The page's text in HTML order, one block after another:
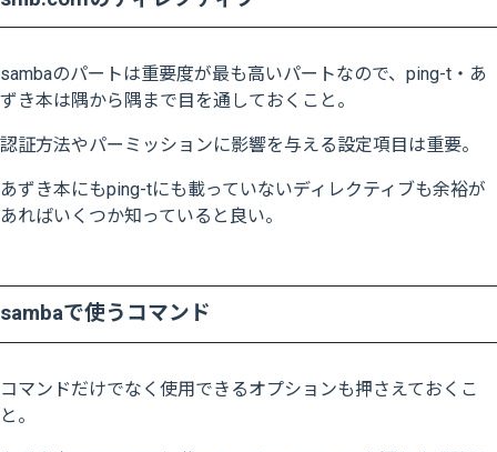
sambaのパートは重要度が最も高いパートなので、ping-t・あ
ずき本は隅から隅まで目を通しておくこと。
認証方法やパーミッションに影響を与える設定項目は重要。
あずき本にもping-tにも載っていないディレクティブも余裕が
あればいくつか知っていると良い。
sambaで使うコマンド
コマンドだけでなく使用できるオプションも押さえておくこ
と。